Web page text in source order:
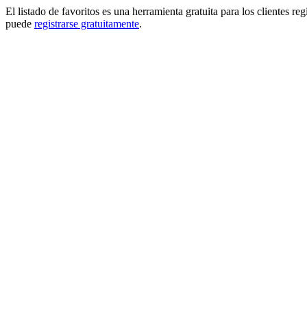
El listado de favoritos es una herramienta gratuita para los clientes
puede registrarse gratuitamente.